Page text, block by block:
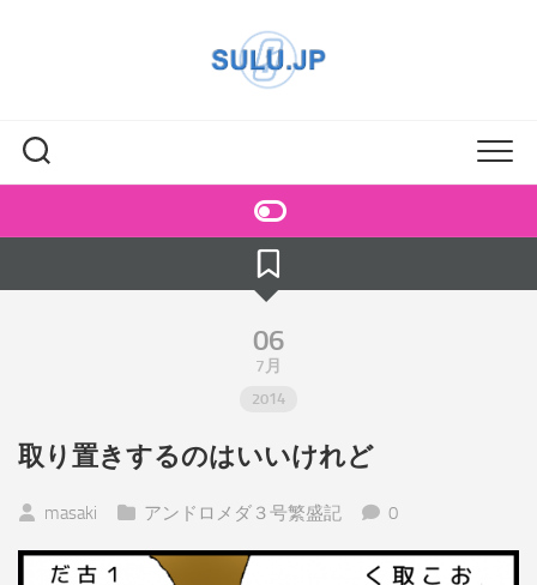
06
7月
2014
取り置きするのはいいけれど
masaki アンドロメダ３号繁盛記 0